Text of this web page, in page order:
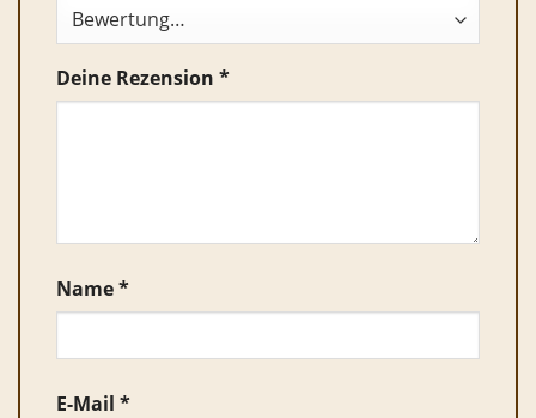
Deine Rezension *
Name*
E-Mail *